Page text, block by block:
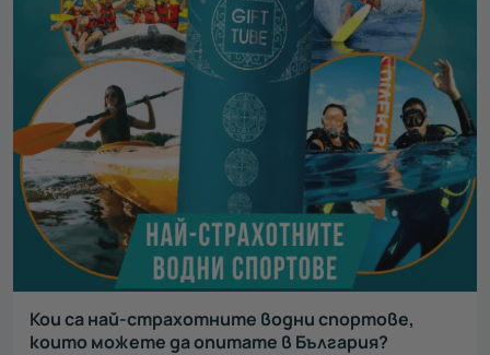
Кои са най-страхотните водни спортове,
които можете да опитате в България?